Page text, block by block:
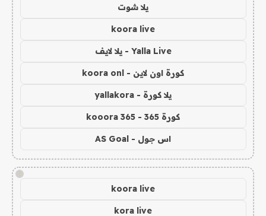
يلا شوت
koora live
Yalla Live - يلا لايف
كورة اون لاين - koora onl
يلا كورة - yallakora
كورة 365 - kooora 365
اس جول - AS Goal
!
koora live
kora live